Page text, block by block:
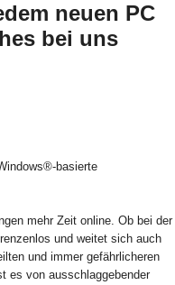
neuen PC
bei uns
basierte
mehr Zeit online. Ob bei der
und weitet sich auch
und immer gefährlicheren
es von ausschlaggebender